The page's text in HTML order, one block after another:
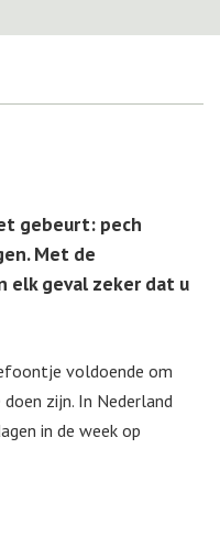
gebeurt: pech
Met de
elk geval zeker dat u
voldoende om
zijn. In Nederland
in de week op